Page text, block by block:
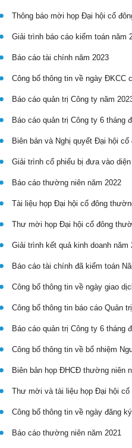
Thông báo mời họp Đại hội cổ
Giải trình báo cáo kiểm toán năm
Báo cáo tài chính năm 2023
Công bố thông tin về ngày ĐKCC
Báo cáo quản trị Công ty năm
Báo cáo quản trị Công ty 6 tháng
Biên bản và Nghị quyết Đại hội
Giải trình cổ phiếu bị đưa vào
Báo cáo thường niên năm 2022
Tài liệu họp Đại hội cổ đông
Thư mời họp Đại hội cổ đông
Giải trình kết quả kinh doanh năm
Báo cáo tài chính đã kiểm toán
Công bố thông tin về ngày giao
Công bố thông tin báo cáo Quản
Báo cáo quản trị Công ty 6 tháng
Công bố thông tin về bổ nhiệm
Biên bản họp ĐHCĐ thường niên
Thư mời và tài liệu họp Đại hội cổ
Công bố thông tin về ngày đăng
Báo cáo thường niên năm 2021